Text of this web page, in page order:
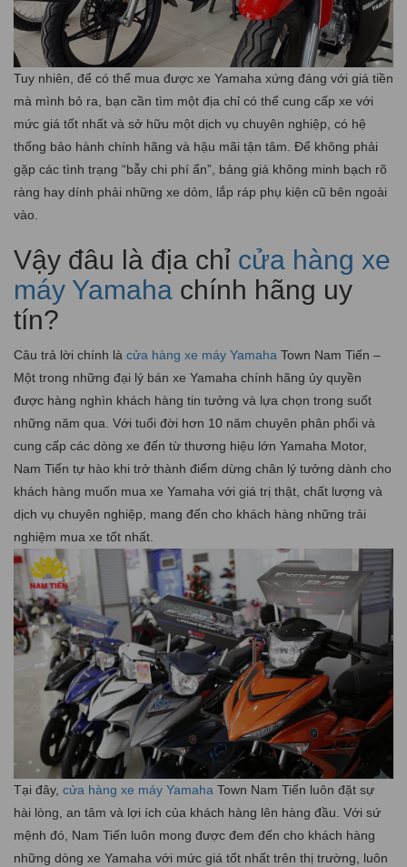
Tuy nhiên, để có thể mua được xe Yamaha xứng đáng với giá tiền
mà mình bỏ ra, bạn cần tìm một địa chỉ có thể cung cấp xe với
mức giá tốt nhất và sở hữu một dịch vụ chuyên nghiệp, có hệ
thống bảo hành chính hãng và hậu mãi tận tâm. Để không phải
gặp các tình trạng “bẫy chi phí ẩn”, bảng giá không minh bạch rõ
ràng hay dính phải những xe dỏm, lắp ráp phụ kiện cũ bên ngoài
vào.
Vậy đâu là địa chỉ cửa hàng xe
máy Yamaha chính hãng uy
tín?
Câu trả lời chính là cửa hàng xe máy Yamaha Town Nam Tiến –
Một trong những đại lý bán xe Yamaha chính hãng ủy quyền
được hàng nghìn khách hàng tin tưởng và lựa chọn trong suốt
những năm qua. Với tuổi đời hơn 10 năm chuyên phân phối và
cung cấp các dòng xe đến từ thương hiệu lớn Yamaha Motor,
Nam Tiến tự hào khi trở thành điểm dừng chân lý tưởng dành cho
khách hàng muốn mua xe Yamaha với giá trị thật, chất lượng và
dịch vụ chuyên nghiệp, mang đến cho khách hàng những trải
nghiệm mua xe tốt nhất.
Tại đây, cửa hàng xe máy Yamaha Town Nam Tiến luôn đặt sự
hài lòng, an tâm và lợi ích của khách hàng lên hàng đầu. Với sứ
mệnh đó, Nam Tiến luôn mong được đem đến cho khách hàng
những dòng xe Yamaha với mức giá tốt nhất trên thị trường, luôn